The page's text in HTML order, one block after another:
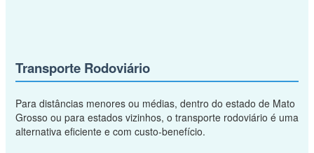
Transporte Rodoviário
Para distâncias menores ou médias, dentro do estado de Mato
Grosso ou para estados vizinhos, o transporte rodoviário é uma
alternativa eficiente e com custo-benefício.